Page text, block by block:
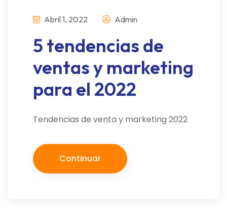
Abril 1, 2022 Admin
5 tendencias de
ventas y marketing
para el 2022
Tendencias de venta y marketing 2022
Continuar